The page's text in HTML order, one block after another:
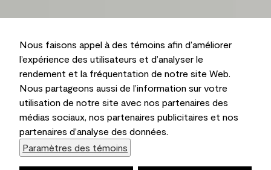
Nous faisons appel à des témoins afin d’améliorer
l’expérience des utilisateurs et d’analyser le
rendement et la fréquentation de notre site Web.
Nous partageons aussi de l’information sur votre
utilisation de notre site avec nos partenaires des
médias sociaux, nos partenaires publicitaires et nos
partenaires d’analyse des données.
Paramètres des témoins